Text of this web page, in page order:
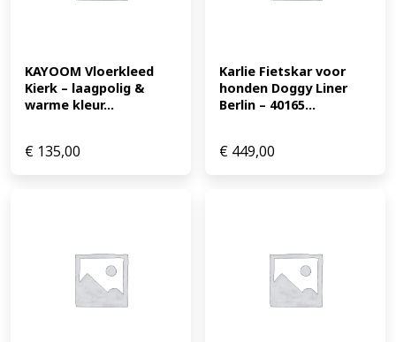
KAYOOM Vloerkleed
Kierk – laagpolig &
warme kleur...
€ 135,00
Karlie Fietskar voor
honden Doggy Liner
Berlin – 40165...
€ 449,00